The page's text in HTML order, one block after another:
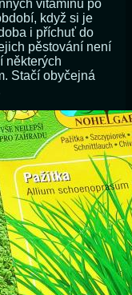
vitamínů po
když si je
i příchuť do
pěstování není
některých
Stačí obyčejná